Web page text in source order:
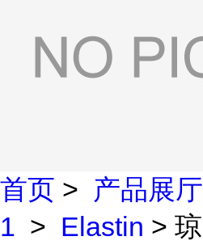
首页 > 产品展厅
1 > Elastin >